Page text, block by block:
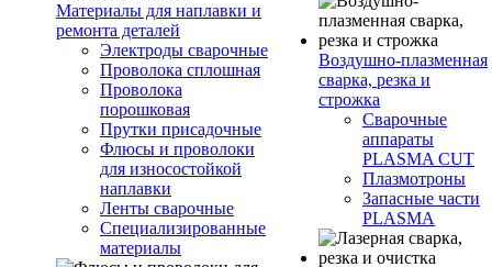
Материалы для наплавки и
ремонта деталей
Электроды сварочные
Проволока сплошная
Проволока
порошковая
Прутки присадочные
Флюсы и проволоки
для износостойкой
наплавки
Ленты сварочные
Специализированные
материалы
Воздушно-плазменная
сварка, резка и
строжка
Сварочные
аппараты
PLASMA CUT
Плазмотроны
Запасные части
PLASMA